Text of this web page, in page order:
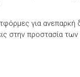
για ανεπαρκή
στην προστασία